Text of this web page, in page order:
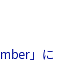
」に